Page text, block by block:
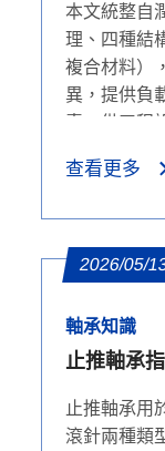
本文統整自
理、四種結
複合材料）
異，提供負
素，供工程
查看更多
2026/05/
軸承知識
止推軸承
止推軸承用
滾針兩種類